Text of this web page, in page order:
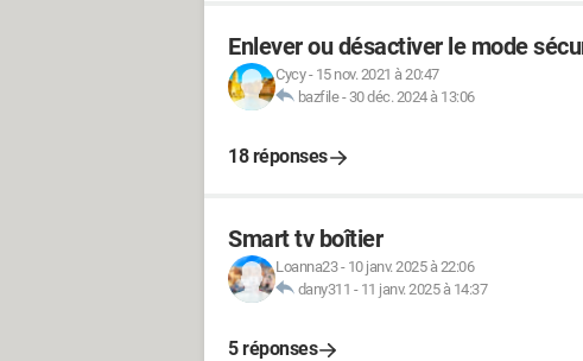
Enlever ou désactiver le mode
Cycy- 15 nov. 2021 à 20:47
bazfile- 30 déc. 2024 à 13:06
18 réponses
Smart tv boîtier
Loanna23- 10 janv. 2025 à 22:06
dany311 - 11 janv. 2025 à 14:37
5 réponses